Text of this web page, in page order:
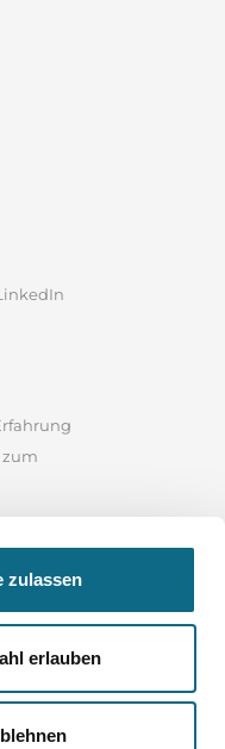
zulassen
erlauben
zum
in
unser